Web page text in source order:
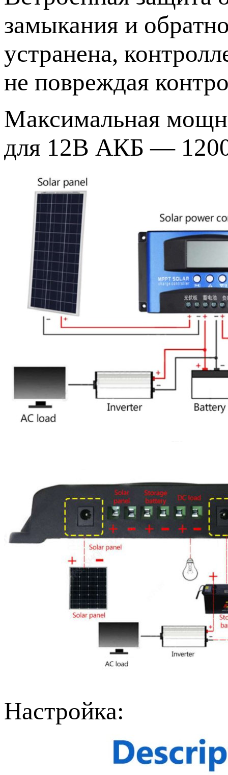
замыкания и
устранена,
не повреждая
Максимальная
для 12В АКБ —
Настройка: